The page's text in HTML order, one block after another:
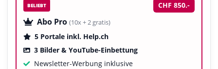
BELIEBT CHF 850.-
Abo Pro (10x + 2 gratis)
5 Portale inkl. Help.ch
3 Bilder & YouTube-Einbettung
Newsletter-Werbung inklusive